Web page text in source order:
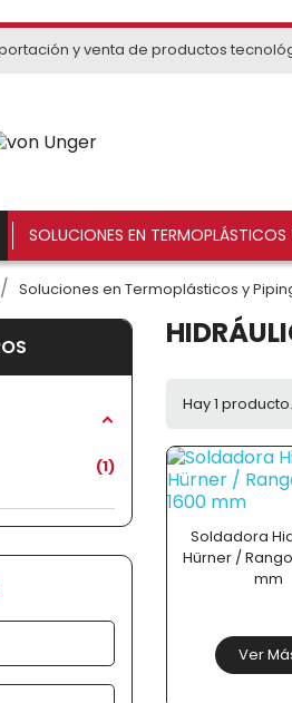
y venta de productos
SOLUCIONES EN TERMOPLÁSTICOS
Soluciones en Termoplásticos y
1
Hay 1 producto.
Soldadora
Hürner /
mm
Ver